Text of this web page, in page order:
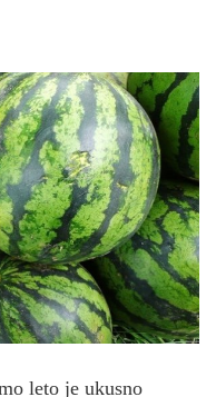
leto je ukusno